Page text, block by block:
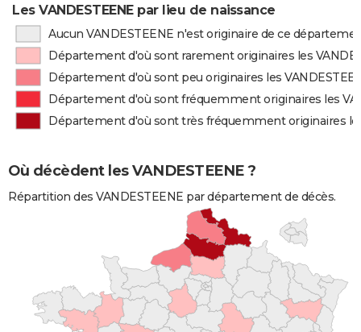
Les VANDESTEENE par lieu de naissance
Aucun VANDESTEENE n'est originaire de ce
Département d'où sont rarement originaires les
Département d'où sont peu originaires les
Département d'où sont fréquemment originaires les
Département d'où sont très fréquemment originaires
Où décèdent les VANDESTEENE ?
Répartition des VANDESTEENE par département de décès.